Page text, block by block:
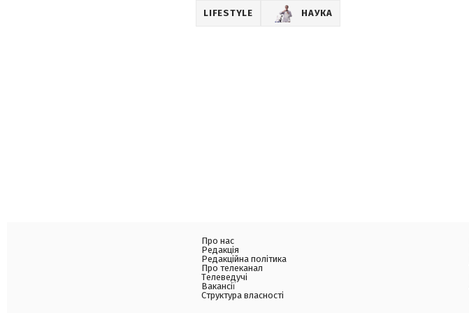
LIFESTYLE НАУКА
Про нас
Редакція
Редакційна політика
Про телеканал
Телеведучі
Вакансії
Структура власності